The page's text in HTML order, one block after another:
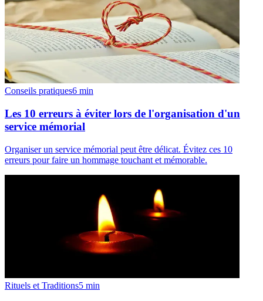
Conseils pratiques6 min
Les 10 erreurs à éviter lors de l'organisation d'un
service mémorial
Organiser un service mémorial peut être délicat. Évitez ces 10
erreurs pour faire un hommage touchant et mémorable.
Rituels et Traditions5 min